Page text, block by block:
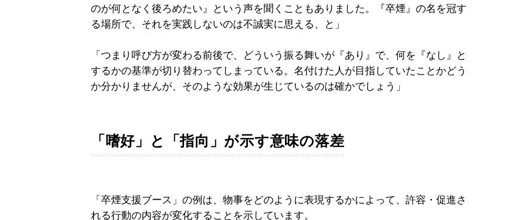
のが何となく後ろめたい』という声を聞くこともありました。『卒煙』の名を冠す
る場所で、それを実践しないのは不誠実に思える、と」
「つまり呼び方が変わる前後で、どういう振る舞いが『あり』で、何を『なし』と
するかの基準が切り替わってしまっている。名付けた人が目指していたことかどう
か分かりませんが、そのような効果が生じているのは確かでしょう」
「嗜好」と「指向」が示す意味の落差
「卒煙支援ブース」の例は、物事をどのように表現するかによって、許容・促進さ
れる行動の内容が変化することを示しています。